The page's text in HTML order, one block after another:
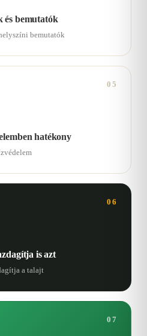
és bemutatók
bemutatók
05
hatékony
06
is azt
a talajt
07